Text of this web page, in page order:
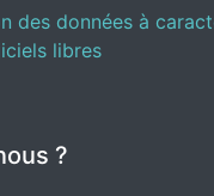
des données à
libres
?